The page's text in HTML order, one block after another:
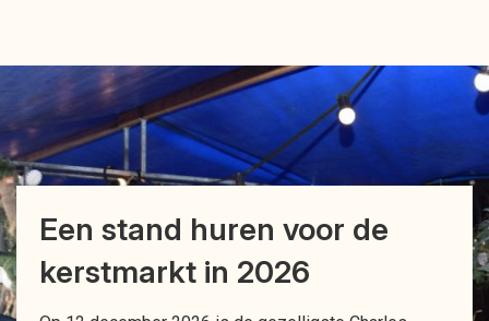
Een stand huren voor de
kerstmarkt in 2026